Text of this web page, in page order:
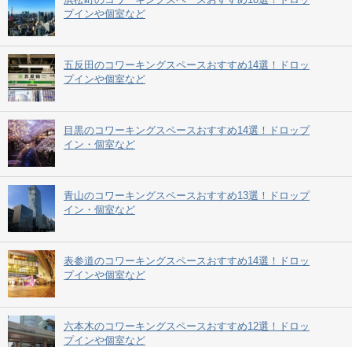
プインや個室など
五反田のコワーキングスペースおすすめ14選！ドロッ
プインや個室など
目黒のコワーキングスペースおすすめ14選！ドロップ
イン・個室など
青山のコワーキングスペースおすすめ13選！ドロップ
イン・個室など
表参道のコワーキングスペースおすすめ14選！ドロッ
プインや個室など
六本木のコワーキングスペースおすすめ12選！ドロッ
プインや個室など